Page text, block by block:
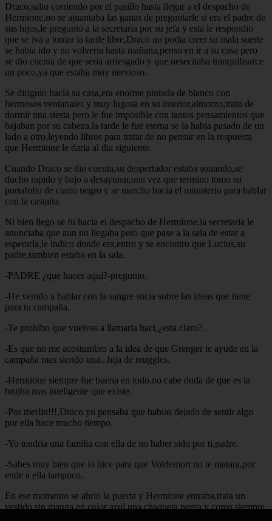
Draco,salio corriendo por el pasillo hasta llegar a el despacho de
Hermione,no se ajuantaba las ganas de preguntarle si era el padre de
sus hijos,le pregunto a la secretaria por su jefa y esta le respondio
que se iva a tomar la tarde libre,Draco no podia creer su mala suerte
se habia ido y no volveria hasta mañana,penso en ir a su casa pero
se dio cuenta de que seria arriesgado y que nesecitaba tranquilisarce
un poco,ya que estaba muy nervioso.
Se diriguio hacia su casa,era enorme pintada de blanco con
hermosos ventanales y muy lugosa en su interior,almorzo,trato de
dormir una siesta pero le fue imposible con tantos pensamientos que
bajaban por su cabeza,la tarde le fue eterna se la habia pasado de un
lado a otro,leyendo libros para tratar de no pensar en la respuesta
que Hermione le daria al dia siguiente.
Cuando Draco se dio cuenta,su despertador estaba sonando,se
ducho rapido y bajo a desayunar,una vez que termino tomo su
portafolio de cuero negro y se marcho hacia el ministerio para hablar
con la castaña.
Ni bien llego se fu hacia el despacho de Hermione,la secretaria le
anunciaba que aun no llegaba pero que pase a la sala de estar a
esperarla,le indico donde era,entro y se encontro que Lucius,su
padre,tambien estaba en la sala.
-PADRE ¿que haces aqui?-pregunto.
-He venido a hablar con la sangre sucia sobre las ideas que tiene
para tu campaña.
-Te prohibo que vuelvas a llamarla haci,¿esta claro?.
-Es que no me acostumbro a la idea de que Grenger te ayude en la
campaña mas siendo una...hija de muggles.
-Hermione siempre fue buena en todo,no cabe duda de que es la
brujha mas inteligente que existe.
-Por merlin!!!,Draco yo pensaba que habias dejado de sentir algo
por ella hace mucho tiempo.
-Yo tendria una familia con ella de no haber sido por ti,padre.
-Sabes muy bien que lo hice para que Voldemort no te matara,por
ende a ella tampoco.
En ese momento se abrio la puerta y Hermione entraba,traia un
vestido sin manga en color azul,una chaqueta negra y como siempre